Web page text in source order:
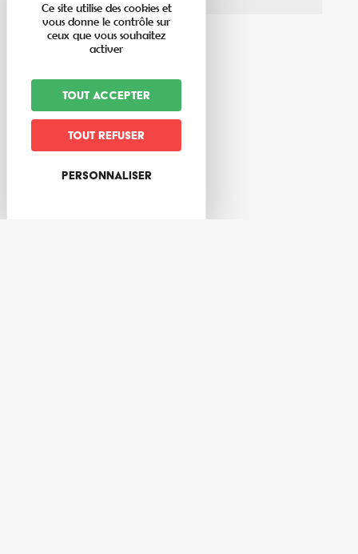
Ce site utilise des cookies et
vous donne le contrôle sur
ceux que vous souhaitez
activer
Tout accepter
Tout refuser
Personnaliser